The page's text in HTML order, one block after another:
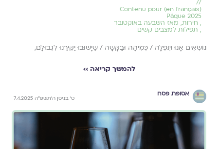
//
(en français) Contenu pour
Pâque 2025
, חירות, מאז השבעה באוקטובר
, תפילות למצבים קשים
נוֹשְׂאִים אָנוּ תְּפִלָּה / כְּמִיהָה וּבַקָּשָׁה / שֶׁיָּשׁוּבוּ יַקִּירֵנוּ לִגְבוּלָם,
להמשך קריאה ››
אסופת פסח
ט׳ בניסן ה׳תשפ״ה 7.4.2025